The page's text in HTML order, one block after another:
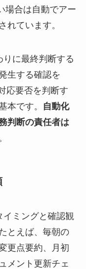
場合は自動でアー
れています。
に最終判断する
生する確認を
応要否を判断す
本です。
自動化
判断の責任者は
イミングと確認観
とえば、毎朝の
更点要約、月初
メント更新チェ